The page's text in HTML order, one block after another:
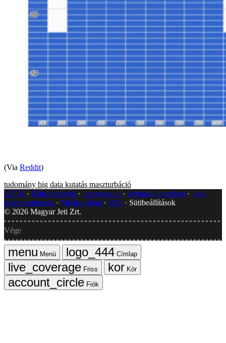
(Via Reddit)
tudomány big data kutatás maszturbáció
GYIK
Hibát jelentek Impresszum Javítások kezelése
Jogi
dokumentumok
Médiaajánlat RSS
Sütibeállítások
© 2026 Magyar Jeti Zrt.
Vége
Menü
Címlap
Friss
Kör
Fiók